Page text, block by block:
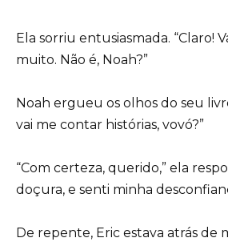
Ela sorriu entusiasmada. “Claro!
muito. Não é, Noah?”
Noah ergueu os olhos do seu
vai me contar histórias, vovó?”
“Com certeza, querido,” ela
doçura, e senti minha
De repente, Eric estava atrás de